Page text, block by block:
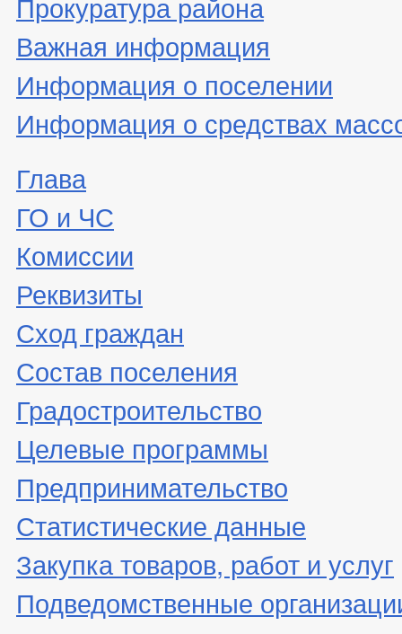
Важная информация
Информация о поселении
Информация о средствах
Глава
ГО и ЧС
Комиссии
Реквизиты
Сход граждан
Состав поселения
Градостроительство
Целевые программы
Предпринимательство
Статистические данные
Закупка товаров, работ и услуг
Подведомственные